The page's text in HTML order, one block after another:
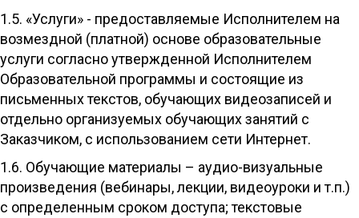
1.5. «Услуги» - предоставляемые Исполнителем на
возмездной (платной) основе образовательные
услуги согласно утвержденной Исполнителем
Образовательной программы и состоящие из
письменных текстов, обучающих видеозаписей и
отдельно организуемых обучающих занятий с
Заказчиком, с использованием сети Интернет.
1.6. Обучающие материалы – аудио-визуальные
произведения (вебинары, лекции, видеоуроки и т.п.)
с определенным сроком доступа; текстовые